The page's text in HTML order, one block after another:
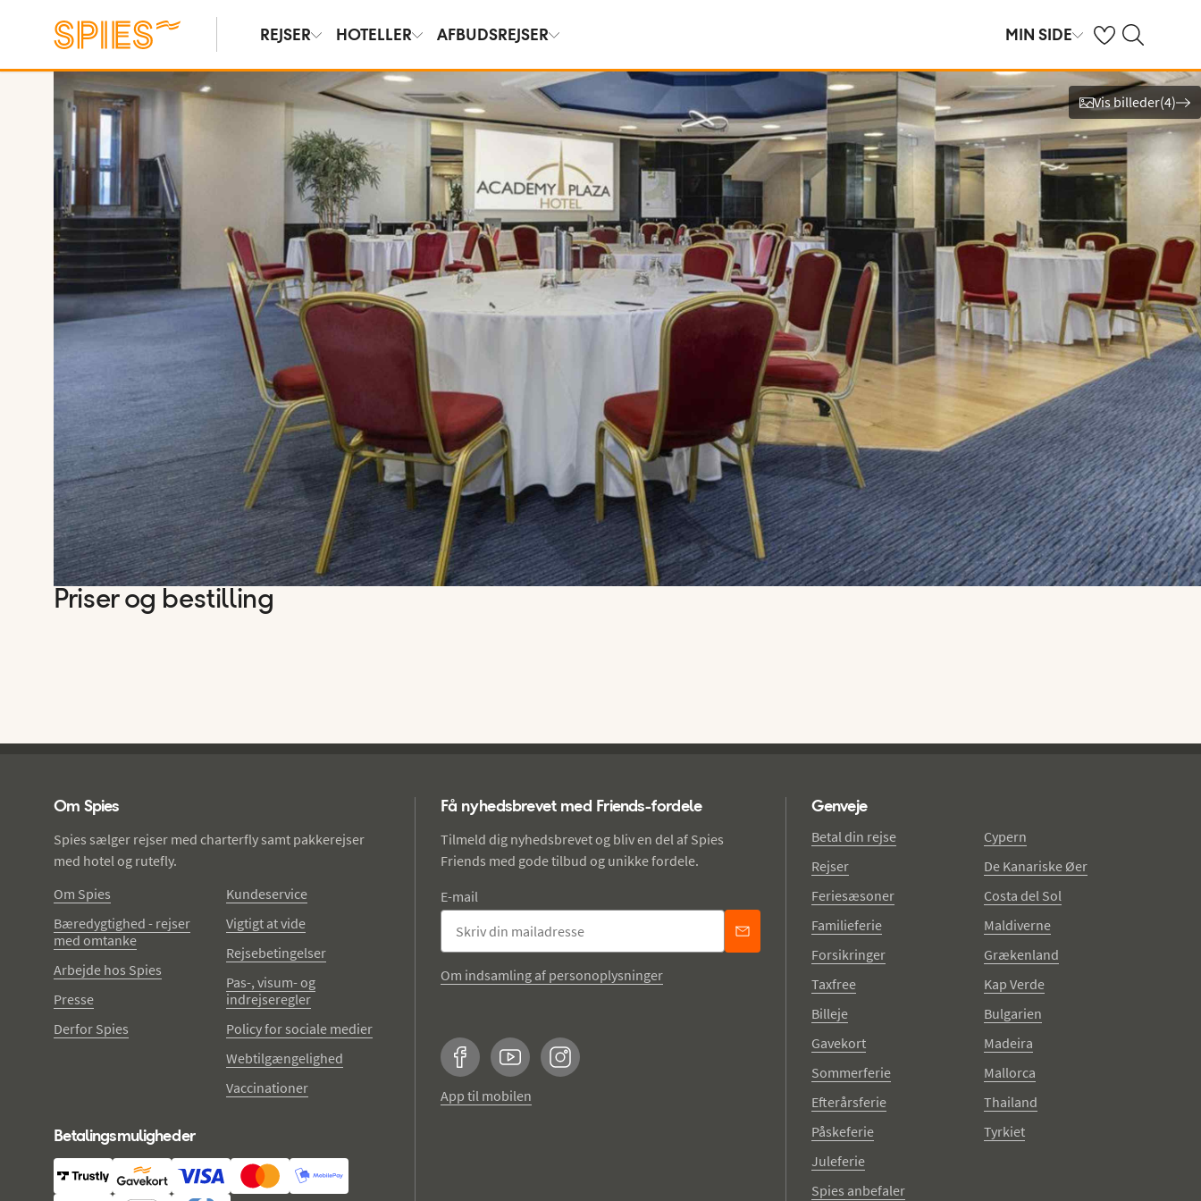
REJSER HOTELLER AFBUDSREJSER MIN SIDE Se dine gemte
Søg på spies.dk
Vis billeder(4)
Priser og bestilling
Om Spies
Spies sælger rejser med charterfly samt pakkerejser
med hotel og rutefly.
Om Spies
Bæredygtighed - rejser
med omtanke
Arbejde hos Spies
Presse
Derfor Spies
Kundeservice
Vigtigt at vide
Rejsebetingelser
Pas-, visum- og
indrejseregler
Policy for sociale medier
Webtilgængelighed
Vaccinationer
Betalingsmuligheder
Få nyhedsbrevet med Friends-fordele
Tilmeld dig nyhedsbrevet og bliv en del af Spies
Friends med gode tilbud og unikke fordele.
E-mail
Om indsamling af personoplysninger
FacebookYouTubeInstagram
App til mobilen
Genveje
Betal din rejse
Rejser
Feriesæsoner
Familieferie
Forsikringer
Taxfree
Billeje
Gavekort
Sommerferie
Efterårsferie
Påskeferie
Juleferie
Spies anbefaler
Cypern
De Kanariske Øer
Costa del Sol
Maldiverne
Grækenland
Kap Verde
Bulgarien
Madeira
Mallorca
Thailand
Tyrkiet